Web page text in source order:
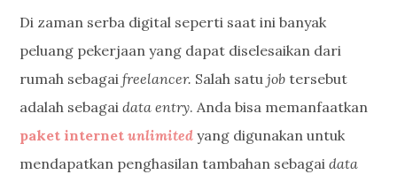
Di zaman serba digital seperti saat ini banyak
peluang pekerjaan yang dapat diselesaikan dari
rumah sebagaifreelancer. Salah satujobtersebut
adalah sebagaidata entry. Anda bisa memanfaatkan
paket internetunlimited yang digunakan untuk
mendapatkan penghasilan tambahan sebagaidata